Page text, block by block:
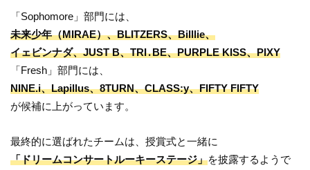
「Sophomore」部門には、
未来少年（MIRAE）、BLITZERS、Billlie、
イェビンナダ、JUST B、TRI․BE、PURPLE KISS、PIXY
「Fresh」部門には、
NINE.i、Lapillus、8TURN、CLASS:y、FIFTY FIFTY
が候補に上がっています。
最終的に選ばれたチームは、授賞式と一緒に
「ドリームコンサートルーキーステージ」を披露するようで